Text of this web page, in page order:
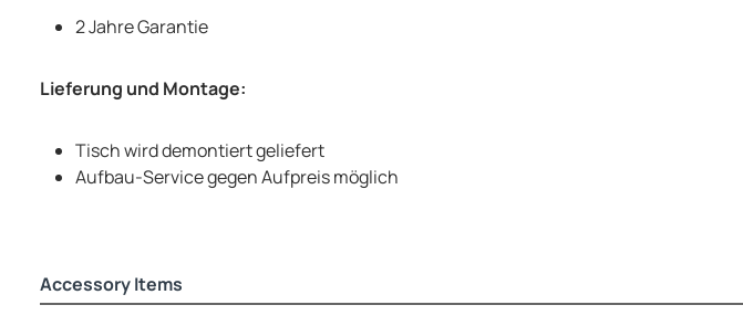
2 Jahre Garantie
Lieferung und Montage:
Tisch wird demontiert geliefert
Aufbau-Service gegen Aufpreis möglich
Accessory Items